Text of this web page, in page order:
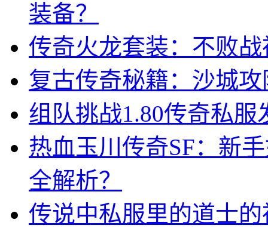
装备？
传奇火龙套装：不败
复古传奇秘籍：沙城
组队挑战1.80传奇私
热血玉川传奇SF：新
全解析？
传说中私服里的道士